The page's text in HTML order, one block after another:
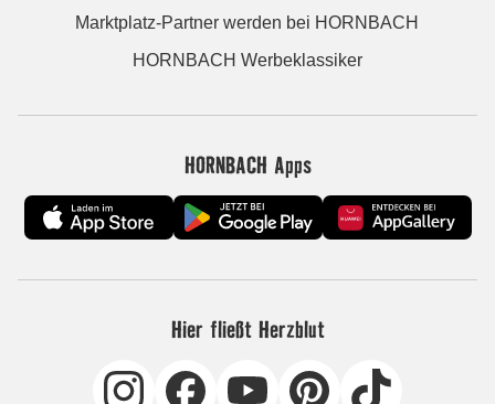
Marktplatz-Partner werden bei HORNBACH
HORNBACH Werbeklassiker
HORNBACH Apps
Hier fließt Herzblut